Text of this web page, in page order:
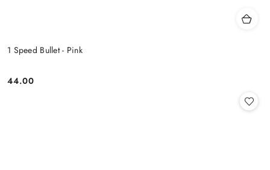
1 Speed Bullet - Pink
Cena:
44.00